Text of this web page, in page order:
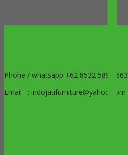
SIDEBAR
Phone / whatsapp +62 8532 5899 663
Email : indojatifurniture@yahoo.com